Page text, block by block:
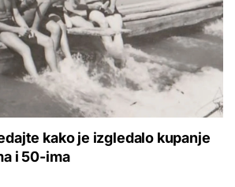
kako je izgledalo kupanje
i 50-ima